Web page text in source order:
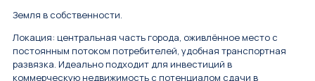
Земля в собственности.
Локация: центральная часть города, оживлённое место с
постоянным потоком потребителей, удобная транспортная
развязка. Идеально подходит для инвестиций в
коммерческую недвижимость с потенциалом сдачи в